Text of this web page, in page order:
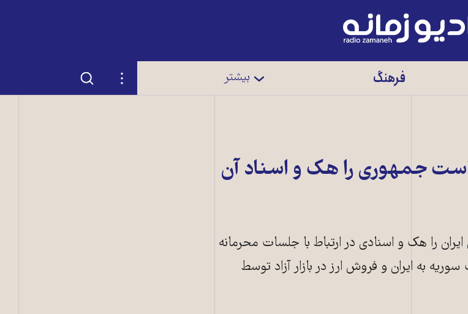
فرهنگ بیشتر تنظیمات جستجو
جمهوری را هک و اسناد آن
را هک و اسنادی در ارتباط با جلسات محرمانه
به ایران و فروش ارز در بازار آزاد توسط